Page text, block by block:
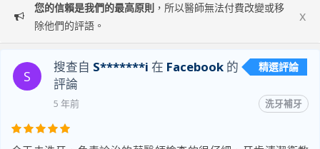
您的信賴是我們的最高原則 ，所以醫師無法付費改變或移
除他們的評語。
x
S
搜查自 S*******i 在 Facebook 的
評論
精選評論
5 年前 洗牙補牙